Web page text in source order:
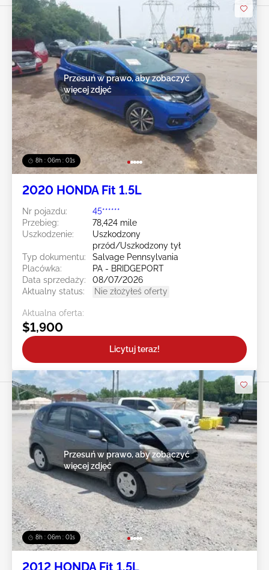
8h : 05m : 59s
Przesuń w prawo, aby zobaczyć
więcej zdjęć
2020 HONDA Fit 1.5L
Nr pojazdu:
45******
Przebieg:
78,424 mile
Uszkodzenie:
Uszkodzony
przód/Uszkodzony tył
Typ dokumentu:
Salvage Pennsylvania
Placówka:
PA - BRIDGEPORT
Data sprzedaży:
08/07/2026
Aktualny status:
Nie złożyłeś oferty
Aktualna oferta:
$1,900
Licytuj teraz!
8h : 05m : 59s
Przesuń w prawo, aby zobaczyć
więcej zdjęć
2012 HONDA Fit 1.5L